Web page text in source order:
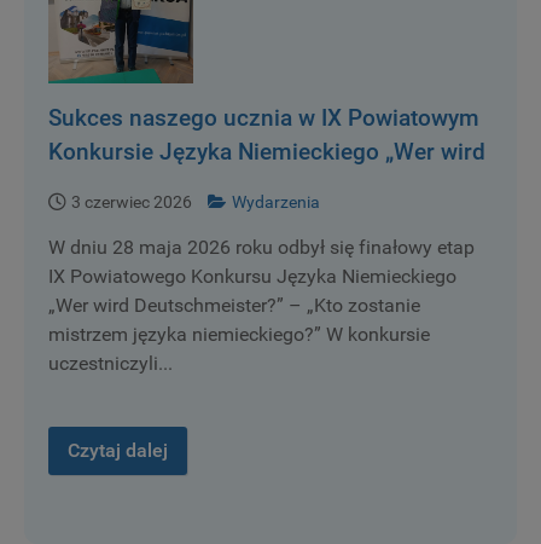
Sukces naszego ucznia w IX Powiatowym
Konkursie Języka Niemieckiego „Wer wird
mistrzem języka niemieckiego?”
3 czerwiec 2026 Wydarzenia
W dniu 28 maja 2026 roku odbył się finałowy etap
IX Powiatowego Konkursu Języka Niemieckiego
„Wer wird Deutschmeister?” – „Kto zostanie
mistrzem języka niemieckiego?” W konkursie
uczestniczyli...
Czytaj dalej